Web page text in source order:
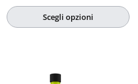
prezzo
originale
prezzo
Scegli opzioni